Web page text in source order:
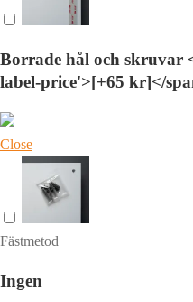
Borrade hål och skruvar
label-price'>[+65 kr]</
Close
Fästmetod
Ingen